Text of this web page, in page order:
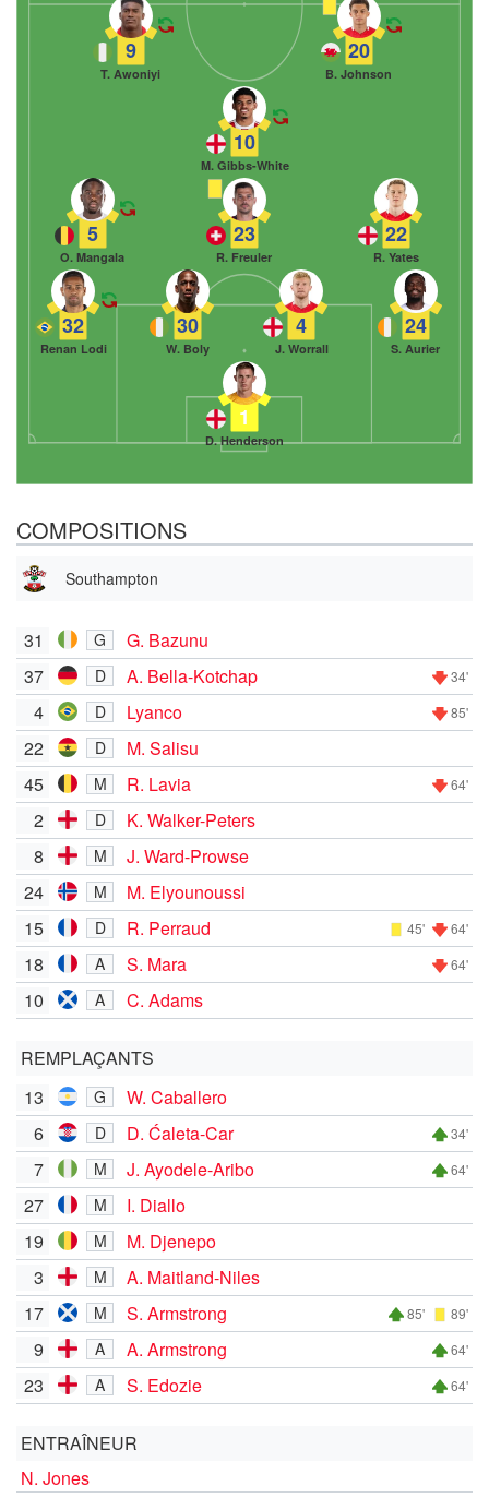
1
D. Henderson
32
Renan Lodi
30
W. Boly
4
J. Worrall
24
S. Aurier
5
O. Mangala
23
R. Freuler
22
R. Yates
10
M. Gibbs-White
9
T. Awoniyi
20
B. Johnson
COMPOSITIONS
Southampton
31 G
G. Bazunu
37
D A. Bella-Kotchap 34'
4 D Lyanco 85'
22 D
M. Salisu
45
M R. Lavia 64'
2 D
K. Walker-Peters
8
M
J. Ward-Prowse
24
M
M. Elyounoussi
15
D R. Perraud 45' 64'
18 A S. Mara 64'
10 A C. Adams
REMPLAÇANTS
13
G
W. Caballero
6
D D. Ćaleta-Car 34'
7 M J. Ayodele-Aribo 64'
27 M
I. Diallo
19
M
M. Djenepo
3
M
A. Maitland-Niles
17
M S. Armstrong 85' 89'
9 A A. Armstrong 64'
23 A S. Edozie 64'
ENTRAÎNEUR
N. Jones